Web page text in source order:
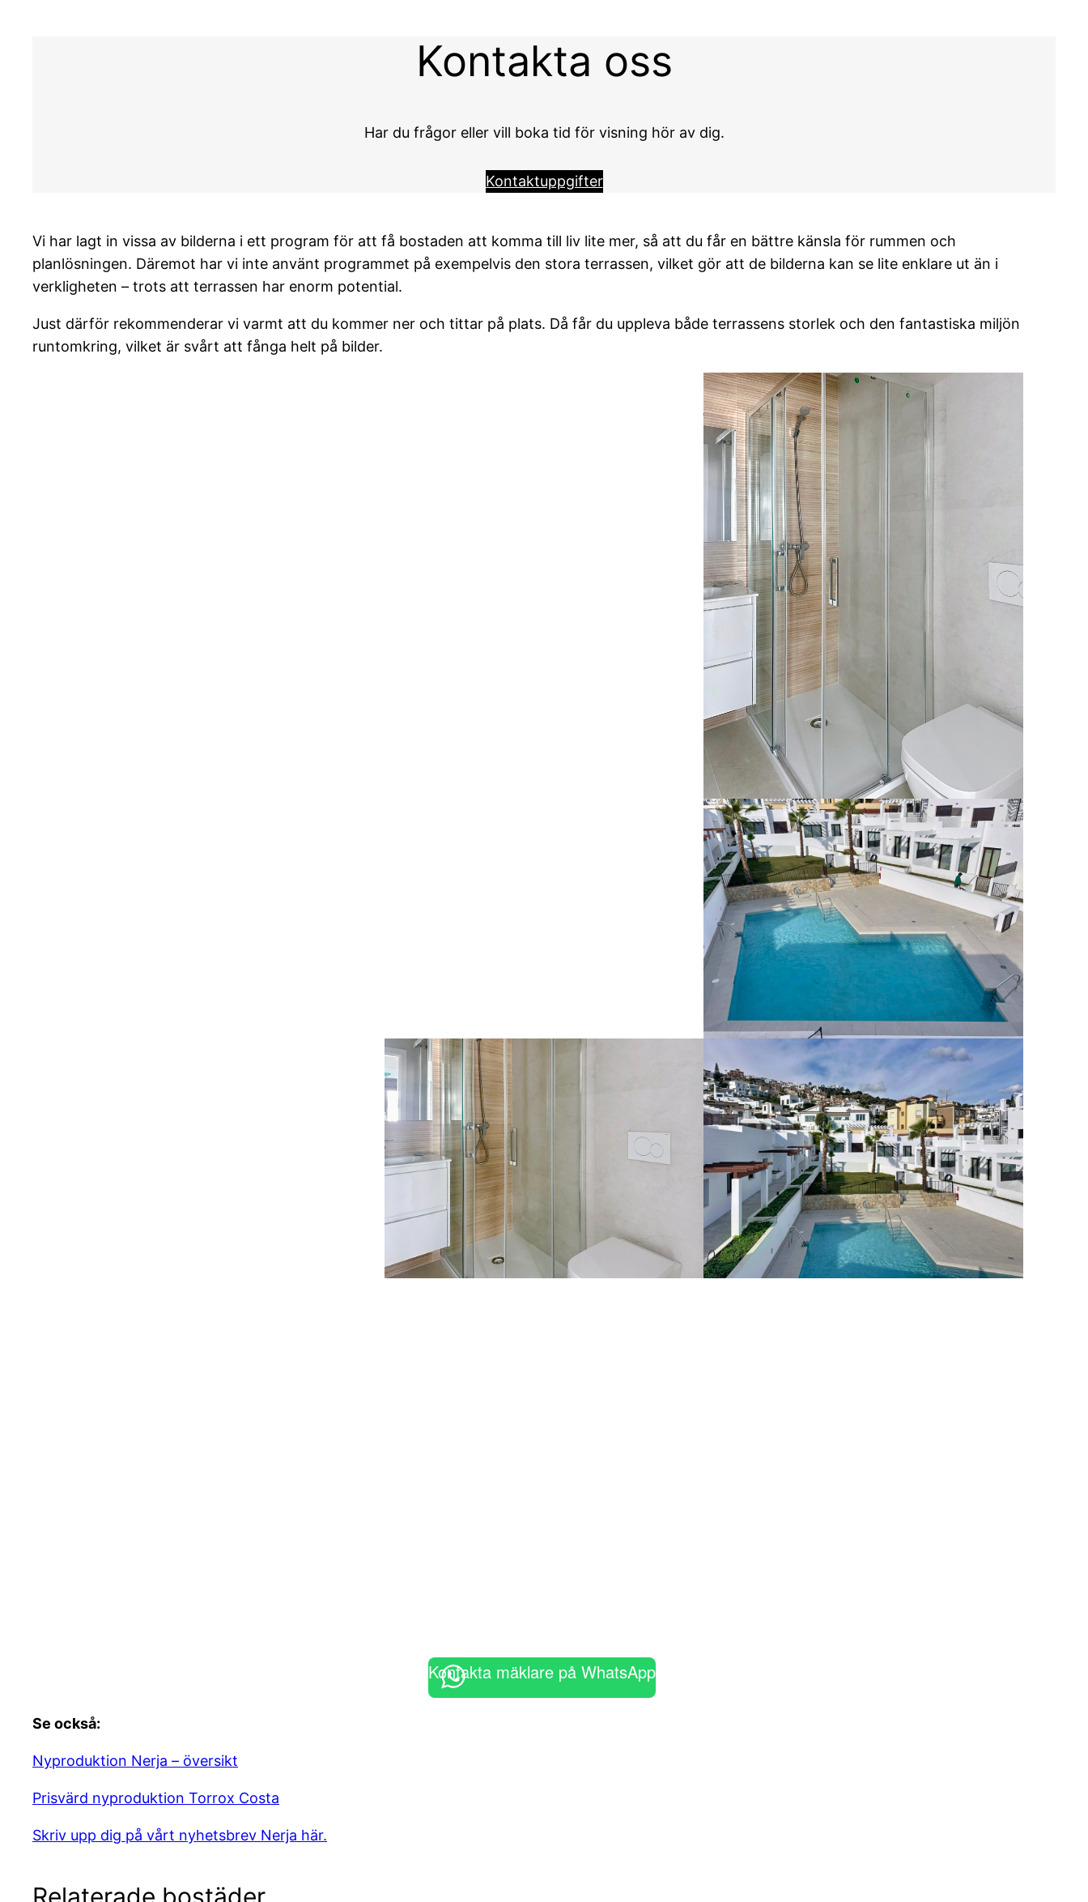
Kontakta oss
Har du frågor eller vill boka tid för visning hör av dig.
Kontaktuppgifter
Vi har lagt in vissa av bilderna i ett program för att få bostaden att komma till liv lite mer, så att du får en bättre känsla för rummen och
planlösningen. Däremot har vi inte använt programmet på exempelvis den stora terrassen, vilket gör att de bilderna kan se lite enklare ut än i
verkligheten – trots att terrassen har enorm potential.
Just därför rekommenderar vi varmt att du kommer ner och tittar på plats. Då får du uppleva både terrassens storlek och den fantastiska miljön
runtomkring, vilket är svårt att fånga helt på bilder.
Kontakta mäklare på WhatsApp
Se också:
Nyproduktion Nerja – översikt
Prisvärd nyproduktion Torrox Costa
Skriv upp dig på vårt nyhetsbrev Nerja här.